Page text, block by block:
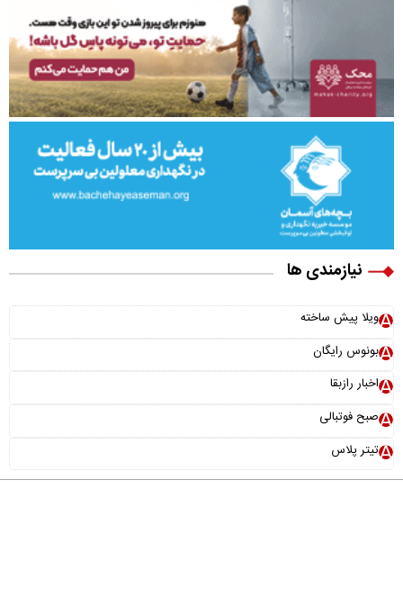
نیازمندی ها
ویلا پیش ساخته
بونوس رایگان
اخبار رازبقا
صبح فوتبالی
تیتر پلاس